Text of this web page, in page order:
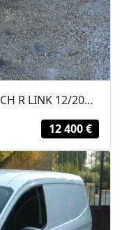
RENAULT KANGOO MAXI DCI 90CH R LINK 12/2018 79800KM 10333.33 HT
12 400 €